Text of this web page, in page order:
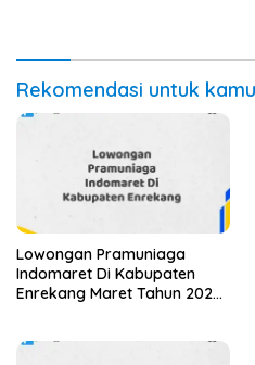
Rekomendasi untuk kamu
Lowongan Pramuniaga
Indomaret Di Kabupaten
Enrekang Maret Tahun 2025